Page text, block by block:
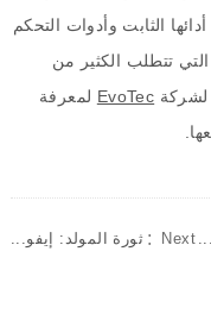
أدائها الثابت وأدوات التحكم
التي تتطلب الكثير من
لشركة EvoTec لمعرفة
Next： ثورة المولد: إيفو...